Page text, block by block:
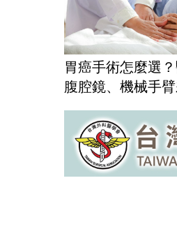
胃癌手術怎麼選
腹腔鏡、機械手